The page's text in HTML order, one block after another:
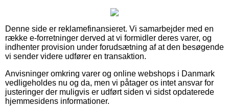
Denne side er reklamefinansieret. Vi samarbejder med en
række e-forretninger derved at vi formidler deres varer, og
indhenter provision under forudsætning af at den besøgende
vi sender videre udfører en transaktion.
Anvisninger omkring varer og online webshops i Danmark
vedligeholdes nu og da, men vi påtager os intet ansvar for
justeringer der muligvis er udført siden vi sidst opdaterede
hjemmesidens informationer.